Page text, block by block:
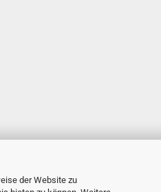
der Website zu